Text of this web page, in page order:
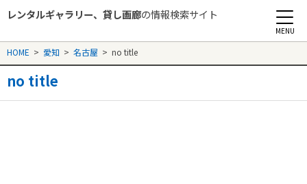
レンタルギャラリー、貸し画廊の情報検索サイト
Rental Gallery jp
HOME > 愛知 > 名古屋 > no title
no title